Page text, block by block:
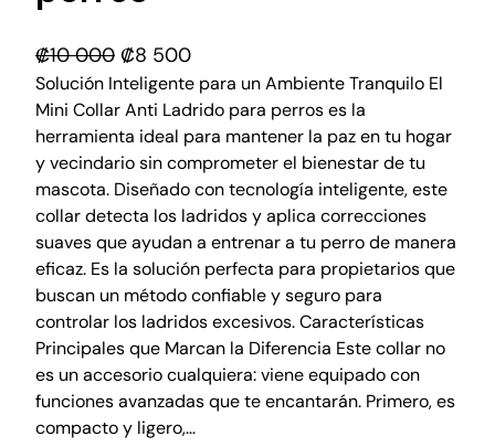
₡10 000 E
l
p
r
e
c
i
o
o
r
i
g
i
n
₡8 500E
l
p
r
e
c
i
o
a
c
t
u
a
l
Solución Inteligente para un Ambiente Tranquilo El
Mini Collar Anti Ladrido para perros es la
herramienta ideal para mantener la paz en tu hogar
y vecindario sin comprometer el bienestar de tu
mascota. Diseñado con tecnología inteligente, este
collar detecta los ladridos y aplica correcciones
suaves que ayudan a entrenar a tu perro de manera
eficaz. Es la solución perfecta para propietarios que
buscan un método confiable y seguro para
controlar los ladridos excesivos. Características
Principales que Marcan la Diferencia Este collar no
es un accesorio cualquiera: viene equipado con
funciones avanzadas que te encantarán. Primero, es
compacto y ligero,…